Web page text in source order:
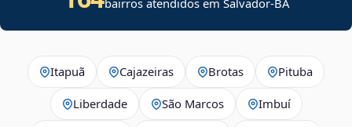
bairros atendidos em Salvador-BA
Itapuã Cajazeiras Brotas Pituba
Liberdade São Marcos Imbuí